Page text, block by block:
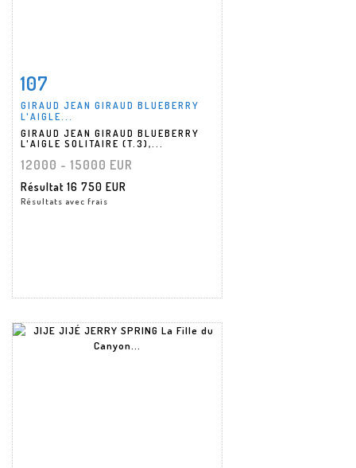
Fiche détaillée
107
GIRAUD JEAN GIRAUD BLUEBERRY
L'AIGLE...
GIRAUD JEAN GIRAUD BLUEBERRY
L'AIGLE SOLITAIRE (T.3),...
12000 - 15000 EUR
Résultat 16 750 EUR
Résultats avec frais